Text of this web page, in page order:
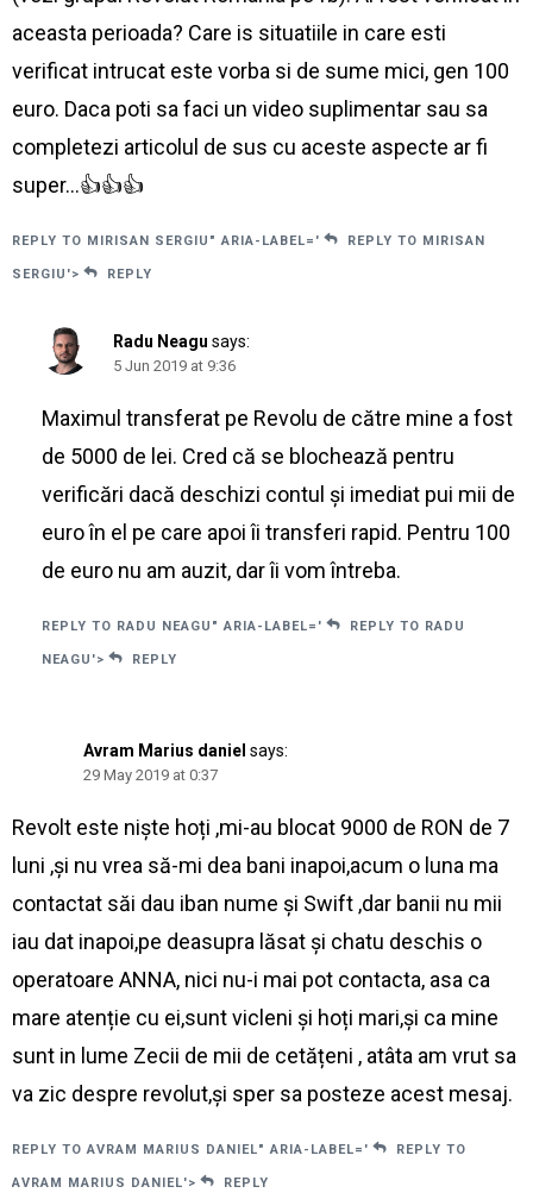
aceasta perioada? Care is situatiile in care esti
verificat intrucat este vorba si de sume mici, gen 100
euro. Daca poti sa faci un video suplimentar sau sa
completezi articolul de sus cu aceste aspecte ar fi
super…👍👍👍
REPLY TO MIRISAN SERGIU" ARIA-LABEL=' REPLY TO MIRISAN
SERGIU'> REPLY
Radu Neagu says:
5 Jun 2019 at 9:36
Maximul transferat pe Revolu de către mine a fost
de 5000 de lei. Cred că se blochează pentru
verificări dacă deschizi contul și imediat pui mii de
euro în el pe care apoi îi transferi rapid. Pentru 100
de euro nu am auzit, dar îi vom întreba.
REPLY TO RADU NEAGU" ARIA-LABEL=' REPLY TO RADU
NEAGU'> REPLY
Avram Marius daniel says:
29 May 2019 at 0:37
Revolt este niște hoți ,mi-au blocat 9000 de RON de 7
luni ,și nu vrea să-mi dea bani inapoi,acum o luna ma
contactat săi dau iban nume și Swift ,dar banii nu mii
iau dat inapoi,pe deasupra lăsat și chatu deschis o
operatoare ANNA, nici nu-i mai pot contacta, asa ca
mare atenție cu ei,sunt vicleni și hoți mari,și ca mine
sunt in lume Zecii de mii de cetățeni , atâta am vrut sa
va zic despre revolut,și sper sa posteze acest mesaj.
REPLY TO AVRAM MARIUS DANIEL" ARIA-LABEL=' REPLY TO
AVRAM MARIUS DANIEL'> REPLY